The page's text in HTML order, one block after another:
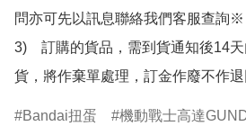
問亦可先以訊息聯絡我們客服查詢※
3)　訂購的貨品，需到貨通知後14
貨，將作棄單處理，訂金作廢不作退
Bandai扭蛋
機動戰士高達